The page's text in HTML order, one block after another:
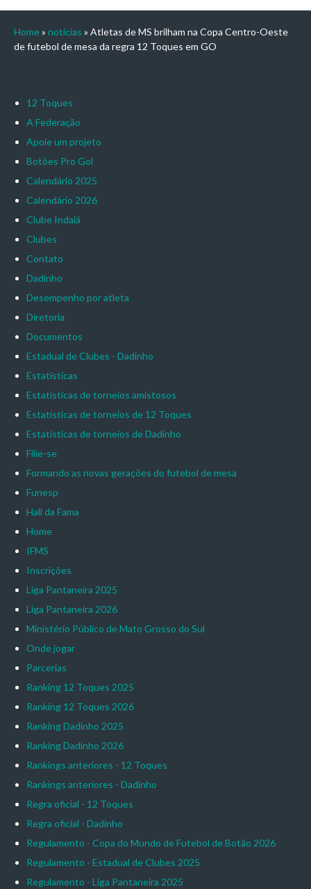
Home » notícias » Atletas de MS brilham na Copa Centro-Oeste
de futebol de mesa da regra 12 Toques em GO
12 Toques
A Federação
Apoie um projeto
Botões Pro Gol
Calendário 2025
Calendário 2026
Clube Indaiá
Clubes
Contato
Dadinho
Desempenho por atleta
Diretoria
Documentos
Estadual de Clubes - Dadinho
Estatísticas
Estatísticas de torneios amistosos
Estatísticas de torneios de 12 Toques
Estatísticas de torneios de Dadinho
Filie-se
Formando as novas gerações do futebol de mesa
Funesp
Hall da Fama
Home
IFMS
Inscrições
Liga Pantaneira 2025
Liga Pantaneira 2026
Ministério Público de Mato Grosso do Sul
Onde jogar
Parcerias
Ranking 12 Toques 2025
Ranking 12 Toques 2026
Ranking Dadinho 2025
Ranking Dadinho 2026
Rankings anteriores - 12 Toques
Rankings anteriores - Dadinho
Regra oficial - 12 Toques
Regra oficial - Dadinho
Regulamento - Copa do Mundo de Futebol de Botão 2026
Regulamento - Estadual de Clubes 2025
Regulamento - Liga Pantaneira 2025